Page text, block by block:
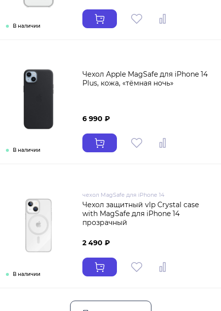
В наличии
В наличии
Чехол Apple MagSafe для iPhone 14
Plus, кожа, «тёмная ночь»
6 990 ₽
В наличии
чехол MagSafe для iPhone 14
Чехол защитный vlp Crystal case
with MagSafe для iPhone 14
прозрачный
2 490 ₽